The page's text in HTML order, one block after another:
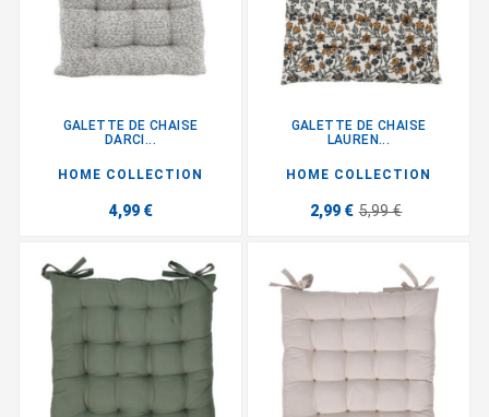
GALETTE DE CHAISE
DARCI...
HOME COLLECTION
4,99 €
GALETTE DE CHAISE
LAUREN...
HOME COLLECTION
2,99 € 5,99 €